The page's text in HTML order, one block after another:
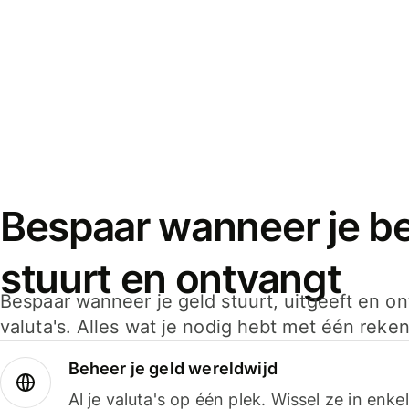
Bespaar wanneer je
stuurt en ontvangt
Bespaar wanneer je geld stuurt, uitgeeft en
valuta's. Alles wat je nodig hebt met één
Beheer je geld wereldwijd
Al je valuta's op één plek. Wissel ze in